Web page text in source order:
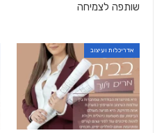
שותפה לצמיחה
אדריכלות ועיצוב